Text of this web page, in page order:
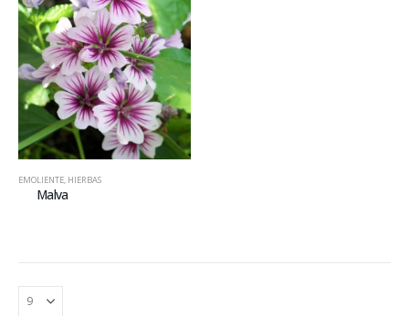
EMOLIENTE, HIERBAS
Malva